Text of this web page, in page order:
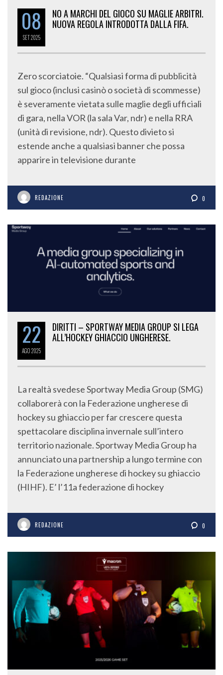
08
SET2025
NO A MARCHI DEL GIOCO SU MAGLIE ARBITRI.
NUOVA REGOLA INTRODOTTA DALLA FIFA.
Zero scorciatoie. “Qualsiasi forma di pubblicità
sul gioco (inclusi casinò o società di scommesse)
è severamente vietata sulle maglie degli ufficiali
di gara, nella VOR (la sala Var, ndr) e nella RRA
(unità di revisione, ndr). Questo divieto si
estende anche a qualsiasi banner che possa
apparire in televisione durante
REDAZIONE 0
22
AGO2025
DIRITTI – SPORTWAY MEDIA GROUP SI LEGA
ALL’HOCKEY GHIACCIO UNGHERESE.
La realtà svedese Sportway Media Group (SMG)
collaborerà con la Federazione ungherese di
hockey su ghiaccio per far crescere questa
spettacolare disciplina invernale sull’intero
territorio nazionale. Sportway Media Group ha
annunciato una partnership a lungo termine con
la Federazione ungherese di hockey su ghiaccio
(HIHF). E’ l’11a federazione di hockey
REDAZIONE 0